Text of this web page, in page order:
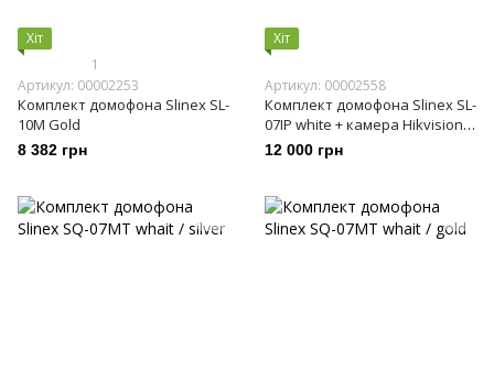
Хіт
1
Артикул: 00002253
Комплект домофона Slinex SL-
10M Gold
8 382 грн
Хіт
Артикул: 00002558
Комплект домофона Slinex SL-
07IP white + камера Hikvision +
карта пам'яті 32Gb
12 000 грн